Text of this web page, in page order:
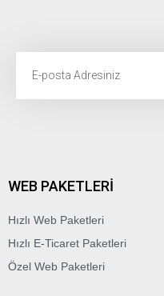
WEB PAKETLERİ
Hızlı Web Paketleri
Hızlı E-Ticaret Paketleri
Özel Web Paketleri